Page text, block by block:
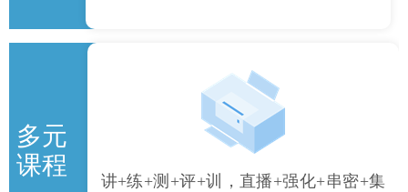
多元
课程
讲+练+测+评+训，直播+强化+串密+集